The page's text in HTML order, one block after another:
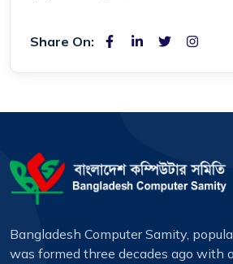
Share On:
Bangladesh Computer Samity,
was formed three decades ago with